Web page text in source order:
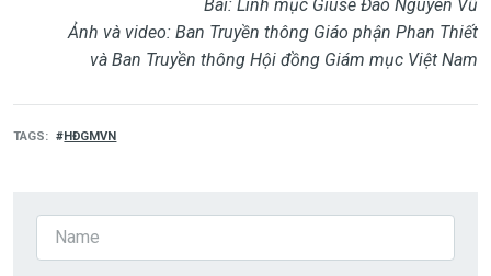
Bài: Linh mục Giuse Đào Nguyên Vũ
Ảnh và video: Ban Truyền thông Giáo phận Phan Thiết
và Ban Truyền thông Hội đồng Giám mục Việt Nam
TAGS HĐGMVN